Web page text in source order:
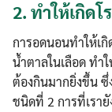
2. ทำให้เกิดโ
การอดนอนทำให้เ
น้ำตาลในเลือด ทำ
ต้องกินมากยิ่งขึ้น ซึ่
ชนิดที่ 2 การที่เรา